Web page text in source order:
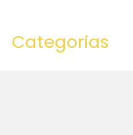
Categorias